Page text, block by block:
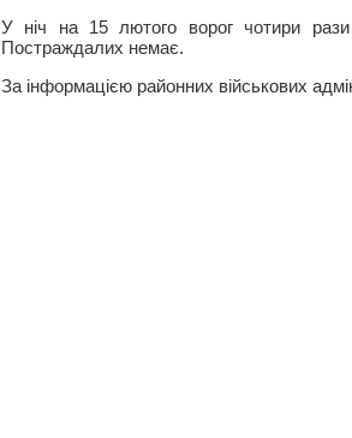
У ніч на 15 лютого ворог чотири рази
Постраждалих немає.
За інформацією районних військових